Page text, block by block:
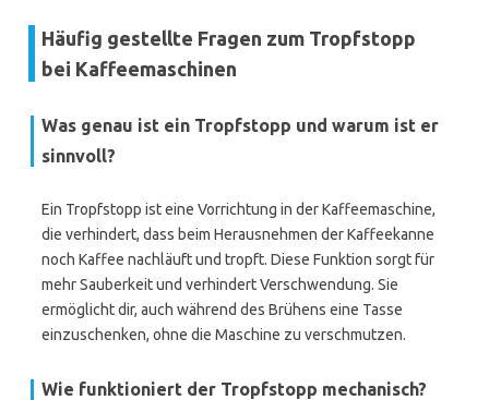
Häufig gestellte Fragen zum Tropfstopp
bei Kaffeemaschinen
Was genau ist ein Tropfstopp und warum ist er
sinnvoll?
Ein Tropfstopp ist eine Vorrichtung in der Kaffeemaschine,
die verhindert, dass beim Herausnehmen der Kaffeekanne
noch Kaffee nachläuft und tropft. Diese Funktion sorgt für
mehr Sauberkeit und verhindert Verschwendung. Sie
ermöglicht dir, auch während des Brühens eine Tasse
einzuschenken, ohne die Maschine zu verschmutzen.
Wie funktioniert der Tropfstopp mechanisch?